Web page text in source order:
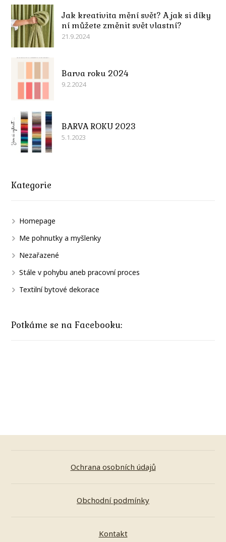
Jak kreativita mění svět? A jak si díky
ní můžete změnit svět vlastní?
21.9.2024
Barva roku 2024
9.2.2024
BARVA ROKU 2023
5.1.2023
Kategorie
Homepage
Me pohnutky a myšlenky
Nezařazené
Stále v pohybu aneb pracovní proces
Textilní bytové dekorace
Potkáme se na Facebooku:
Ochrana osobních údajů
Obchodní podmínky
Kontakt